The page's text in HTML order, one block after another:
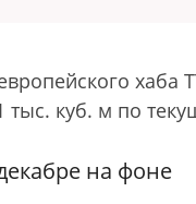
хаба
тыс. куб. м по
на фоне